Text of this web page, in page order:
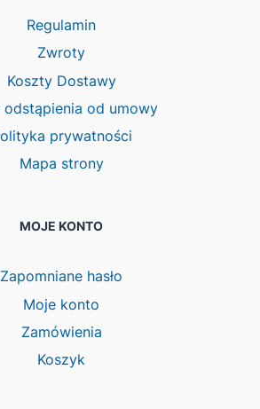
Regulamin
Zwroty
Koszty Dostawy
odstąpienia od umowy
prywatności
Mapa strony
MOJE KONTO
Zapomniane hasło
Moje konto
Zamówienia
Koszyk